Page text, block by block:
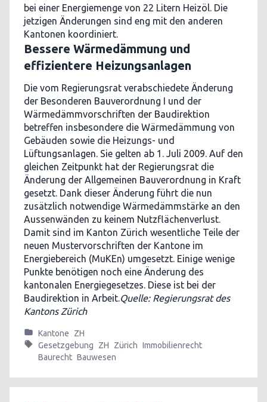
bei einer Energiemenge von 22 Litern Heizöl. Die
jetzigen Änderungen sind eng mit den anderen
Kantonen koordiniert.
Bessere Wärmedämmung und
effizientere Heizungsanlagen
Die vom Regierungsrat verabschiedete Änderung
der Besonderen Bauverordnung I und der
Wärmedämmvorschriften der Baudirektion
betreffen insbesondere die Wärmedämmung von
Gebäuden sowie die Heizungs- und
Lüftungsanlagen. Sie gelten ab 1. Juli 2009. Auf den
gleichen Zeitpunkt hat der Regierungsrat die
Änderung der Allgemeinen Bauverordnung in Kraft
gesetzt. Dank dieser Änderung führt die nun
zusätzlich notwendige Wärmedämmstärke an den
Aussenwänden zu keinem Nutzflächenverlust.
Damit sind im Kanton Zürich wesentliche Teile der
neuen Mustervorschriften der Kantone im
Energiebereich (MuKEn) umgesetzt. Einige wenige
Punkte benötigen noch eine Änderung des
kantonalen Energiegesetzes. Diese ist bei der
Baudirektion in Arbeit.Quelle: Regierungsrat des
Kantons Zürich
Kantone
ZH
Gesetzgebung
ZH Zürich Immobilienrecht
Baurecht Bauwesen